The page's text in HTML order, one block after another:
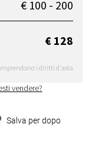
€ 100 - 200
€ 128
i diritti d'asta
vendere?
Salva per dopo